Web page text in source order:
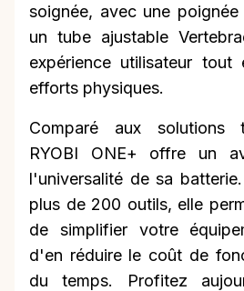
soignée, avec une
un tube ajustable
expérience utilisateur tout
efforts physiques.
Comparé aux solutions
RYOBI ONE+ offre un
l'universalité de sa
plus de 200 outils, elle
de simplifier votre
d'en réduire le coût de
du temps. Profitez